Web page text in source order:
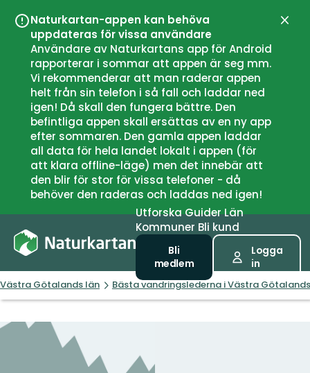
Naturkartan-appen kan behöva
uppdateras för vissa användare
Användare av Naturkartans app för Android
rapporterar i sommar att appen är seg mm.
Vi rekommenderar att man raderar appen
helt från sin telefon i så fall och laddar ned
igen! Då skall den fungera bättre. Den
befintliga appen skall ersättas av en ny app
efter sommaren. Den gamla appen laddar
all data för hela landet lokalt i appen (för
att klara offline-läge) men det innebär att
den blir för stor för vissa telefoner - då
behöver den raderas och laddas ned igen!
UtforskaGuiderLän
Kommuner Bli kund
Bli
medlem
Logga
in
Västra Götalands län Bästa vandringslederna i Västra